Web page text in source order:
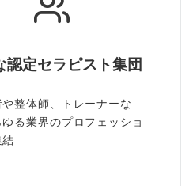
認定セラピスト集団
整体師、トレーナーな
ゆる業界のプロフェッショ